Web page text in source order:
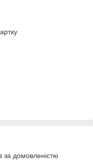
за домовленістю